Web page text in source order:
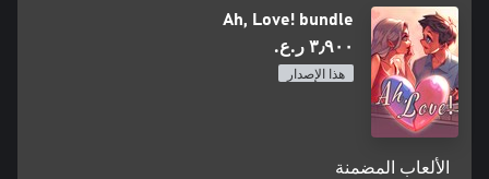
Ah, Love! bundle
٣٫٩٠٠ ر.ع.‏
هذا الإصدار
الألعاب المضمنة